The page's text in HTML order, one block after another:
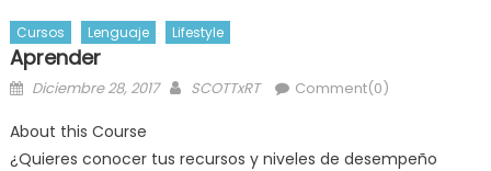
Cursos Lenguaje Lifestyle
Aprender
Posted
Diciembre 28, 2017 Author
SCOTTxRT Comment(0)
About this Course
¿Quieres conocer tus recursos y niveles de desempeño